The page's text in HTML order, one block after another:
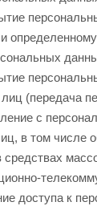
определенному
(передача
с
в том числе
доступа к